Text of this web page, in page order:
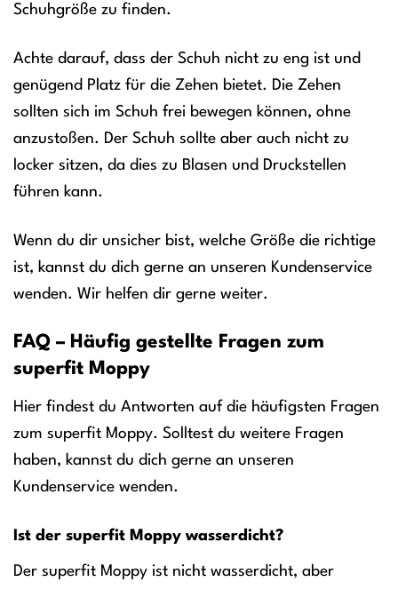
Schuhgröße zu finden.
Achte darauf, dass der Schuh nicht zu eng ist und
genügend Platz für die Zehen bietet. Die Zehen
sollten sich im Schuh frei bewegen können, ohne
anzustoßen. Der Schuh sollte aber auch nicht zu
locker sitzen, da dies zu Blasen und Druckstellen
führen kann.
Wenn du dir unsicher bist, welche Größe die richtige
ist, kannst du dich gerne an unseren Kundenservice
wenden. Wir helfen dir gerne weiter.
FAQ – Häufig gestellte Fragen zum
superfit Moppy
Hier findest du Antworten auf die häufigsten Fragen
zum superfit Moppy. Solltest du weitere Fragen
haben, kannst du dich gerne an unseren
Kundenservice wenden.
Ist der superfit Moppy wasserdicht?
Der superfit Moppy ist nicht wasserdicht, aber